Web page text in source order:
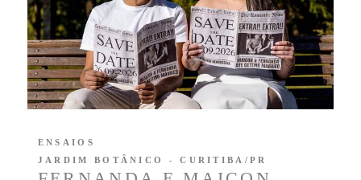
ENSAIOS
JARDIM BOTÂNICO - CURITIBA/PR